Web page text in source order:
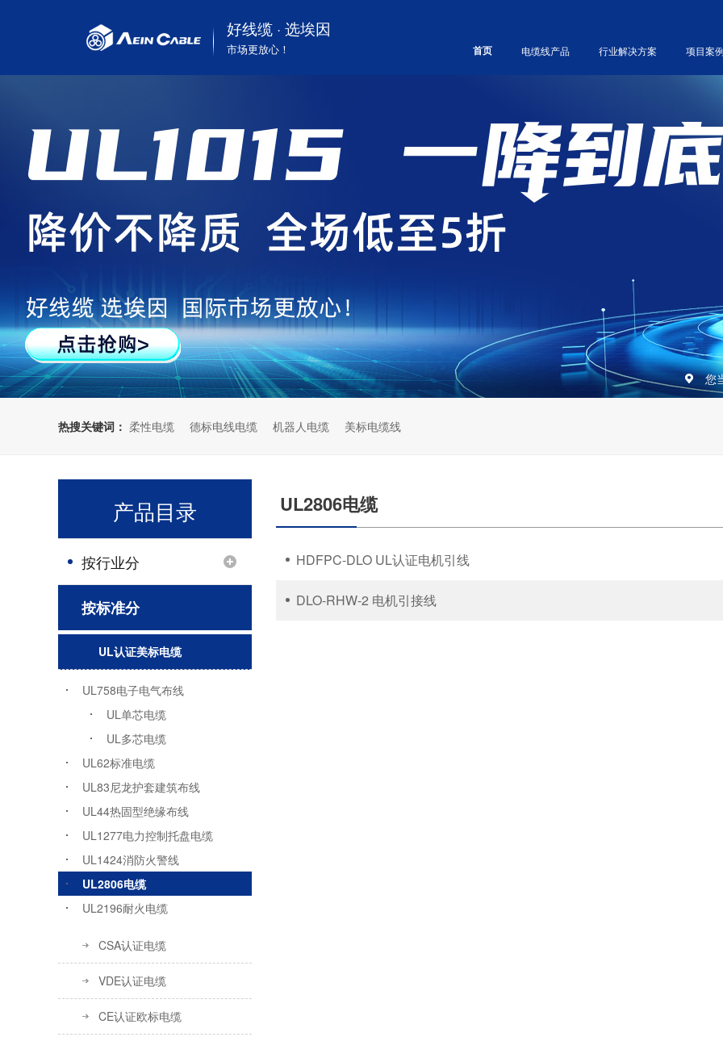
好线缆 · 选埃因
市场更放心！ 首页 电缆线产品
UL认证美标电缆
CSA认证电缆
TUV认证德标电缆
SAA认证澳标电缆
CPR认证电缆
CB认证电缆
PSE认证日标电缆
工业及自动化机械行业
起重重工、港口机械行
基建和建筑电缆
可再生能源行业
潜水和油泵行业
仪器仪表
铁路轨道交通机车行业
海洋石油化工行业
比特币矿机电缆
CPE橡胶电缆
XLPE电缆线
ETFE电线电缆
高温电缆
低烟无卤电缆
防火电缆
CPR阻燃电缆
耐寒防冻电缆
超软高柔性电缆
机器视觉组件
以太网电缆组件
M8/M12组件
行业解决方案 项目案
您
热搜关键词： 柔性电缆 德标电线电缆 机器人电缆 美标电缆线
UL2806电缆
HDFPC-DLO UL认证电机引线
DLO-RHW-2 电机引接线
产品目录
按行业分
按标准分
UL认证美标电缆
UL758电子电气布线
UL单芯电缆
UL多芯电缆
UL62标准电缆
UL83尼龙护套建筑布线
UL44热固型绝缘布线
UL1277电力控制托盘电缆
UL1424消防火警线
UL2806电缆
UL2196耐火电缆
CSA认证电缆
VDE认证电缆
CE认证欧标电缆